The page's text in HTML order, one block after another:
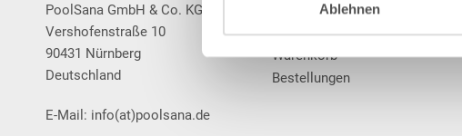
Ablehnen
PoolSana GmbH & Co. KG
Vershofenstraße 10
90431 Nürnberg
Deutschland
E-Mail: info(at)poolsana.de
Login / Registrierung
Merkzettel
Warenkorb
Bestellungen